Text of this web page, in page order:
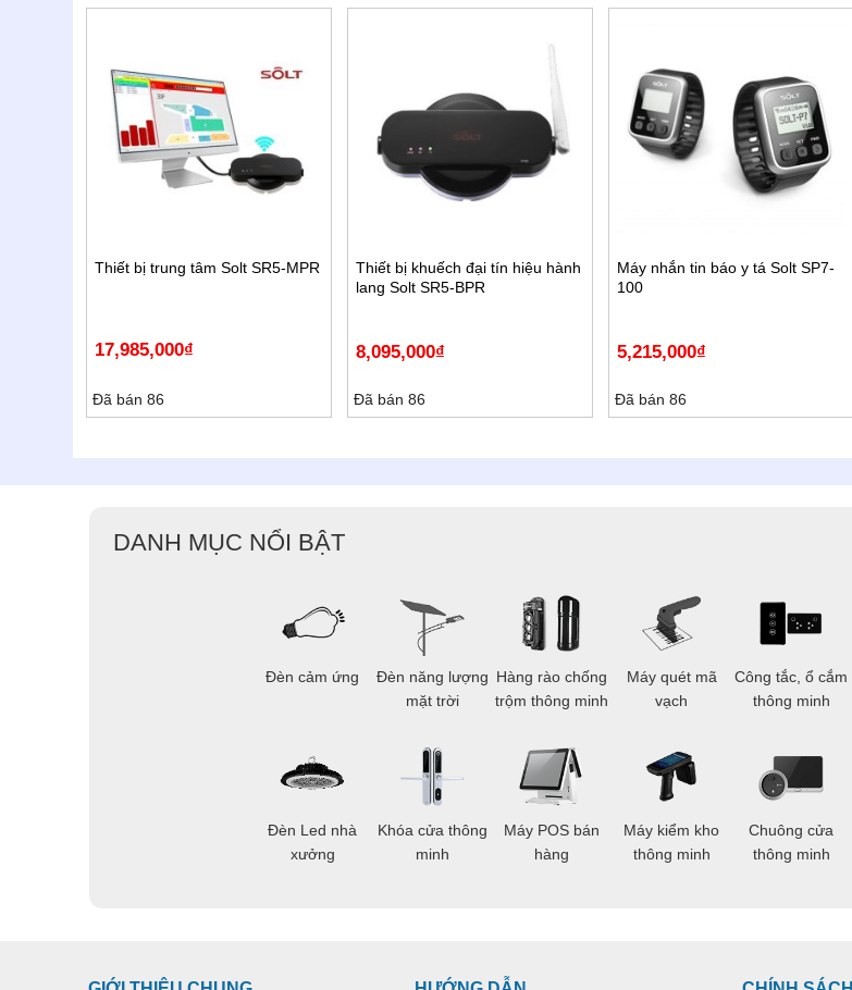
Thiết bị trung tâm Solt SR5-MPR
17,985,000₫
Đã bán 86
Thiết bị khuếch đại tín hiệu hành
lang Solt SR5-BPR
8,095,000₫
Đã bán 86
Máy nhắn tin báo y tá Solt SP7-
100
5,215,000₫
Đã bán 86
DANH MỤC NỔI BẬT
Đèn cảm ứng
Đèn Led nhà
xưởng
Đèn năng lượng
mặt trời
Khóa cửa thông
minh
Hàng rào chống
trộm thông minh
Máy POS bán
hàng
Máy quét mã
vạch
Máy kiểm kho
thông minh
Công tắc, ổ cắm
thông minh
Chuông cửa
thông minh